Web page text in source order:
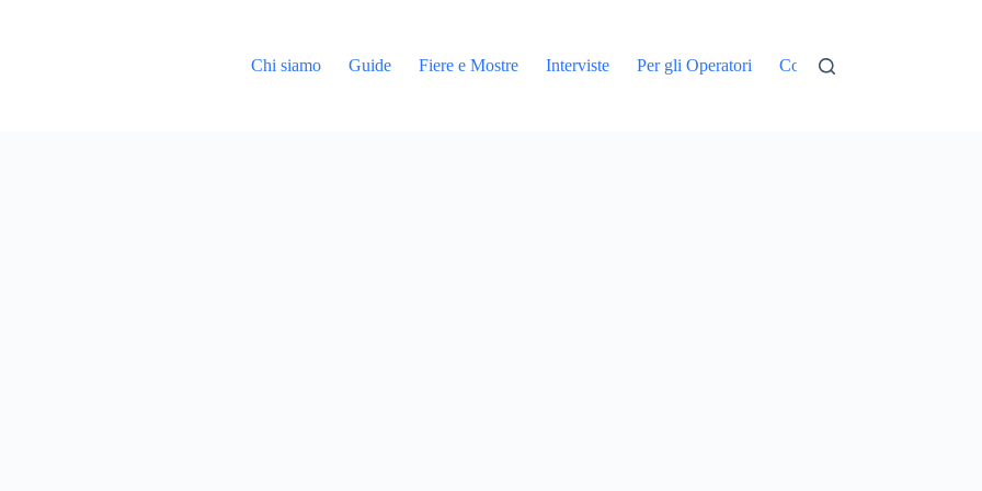
Chi siamo
Guide Fiere e Mostre Interviste Per gli Operatori Contatti